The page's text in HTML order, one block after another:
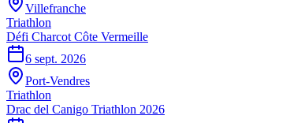
Villefranche
Triathlon
Défi Charcot Côte Vermeille
6 sept. 2026
Port-Vendres
Triathlon
Drac del Canigo Triathlon 2026